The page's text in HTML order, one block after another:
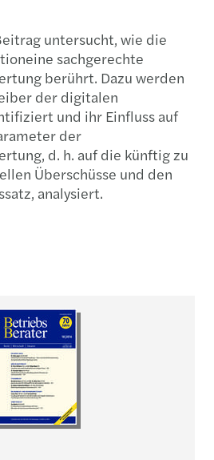
untersucht, wie die
sachgerechte
berührt. Dazu werden
der digitalen
und ihr Einfluss auf
der
d. h. auf die künftig zu
Überschüsse und den
analysiert.